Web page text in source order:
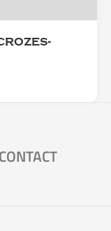
CONTACT